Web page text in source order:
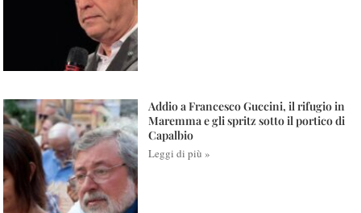
Addio a Francesco Guccini, il rifugio in
Maremma e gli spritz sotto il portico di
Capalbio
Leggi di più »